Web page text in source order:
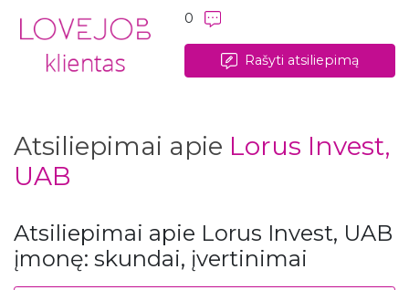
0
Rašyti atsiliepimą
Atsiliepimai apie Lorus Invest,
UAB
Atsiliepimai apie Lorus Invest, UAB
įmonę: skundai, įvertinimai